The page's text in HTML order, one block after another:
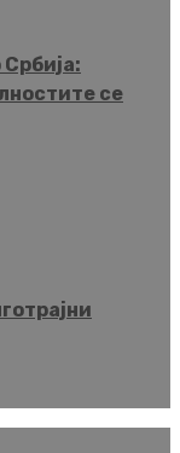
се